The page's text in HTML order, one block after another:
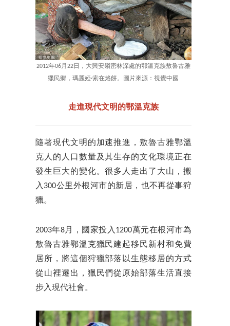
2012年06月22日，大興安嶺密林深處的鄂溫克族敖魯古雅
獵民鄉，瑪麗婭·索在烙餅。圖片來源：視覺中國
走進現代文明的鄂溫克族
隨著現代文明的加速推進，敖魯古雅鄂溫
克人的人口數量及其生存的文化環境正在
發生巨大的變化。很多人走出了大山，搬
入300公里外根河市的新居，也不再從事狩
獵。
2003年8月，國家投入1200萬元在根河市為
敖魯古雅鄂溫克獵民建起移民新村和免費
居所，將這個狩獵部落以生態移居的方式
從山裡遷出，獵民們從原始部落生活直接
步入現代社會。